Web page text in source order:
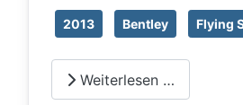
2013 Bentley Flying
Weiterlesen …